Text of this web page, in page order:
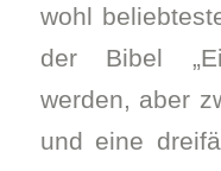
wohl
der Bibel
werden, aber
und eine